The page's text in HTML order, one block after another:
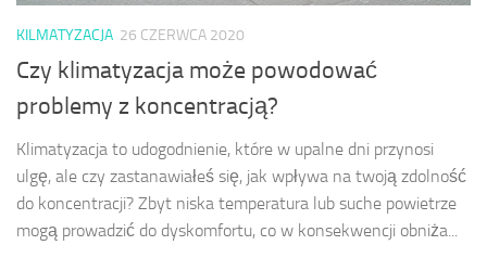
KILMATYZACJA 26 CZERWCA 2020
Czy klimatyzacja może powodować
problemy z koncentracją?
Klimatyzacja to udogodnienie, które w upalne dni przynosi
ulgę, ale czy zastanawiałeś się, jak wpływa na twoją zdolność
do koncentracji? Zbyt niska temperatura lub suche powietrze
mogą prowadzić do dyskomfortu, co w konsekwencji obniża...